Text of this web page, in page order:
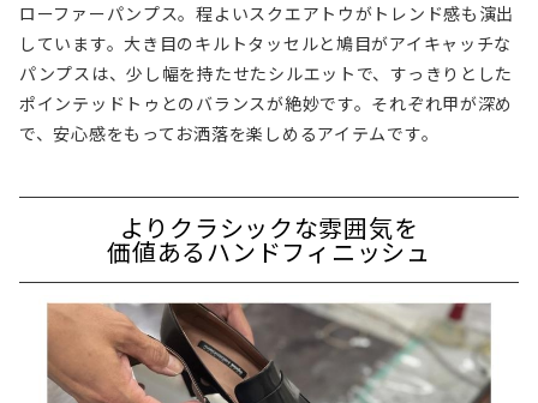
ローファーパンプス。程よいスクエアトウがトレンド感も演出
しています。大き目のキルトタッセルと鳩目がアイキャッチな
パンプスは、少し幅を持たせたシルエットで、すっきりとした
ポインテッドトゥとのバランスが絶妙です。それぞれ甲が深め
で、安心感をもってお洒落を楽しめるアイテムです。
よりクラシックな雰囲気を
価値あるハンドフィニッシュ